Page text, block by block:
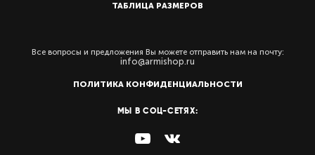
ТАБЛИЦА РАЗМЕРОВ
Все вопросы и предложения Вы можете отправить нам на почту:
info@armishop.ru
ПОЛИТИКА КОНФИДЕНЦИАЛЬНОСТИ
МЫ В СОЦ-СЕТЯХ: